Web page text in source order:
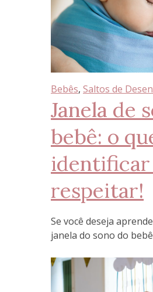
Bebês, Saltos de
Janela de
bebê: o
identificar
respeitar!
Se você deseja
janela do sono do